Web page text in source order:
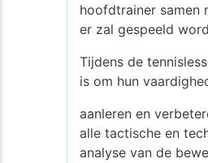
hoofdtrainer samen
er zal gespeeld
Tijdens de
is om hun
aanleren en
alle tactische en
analyse van de